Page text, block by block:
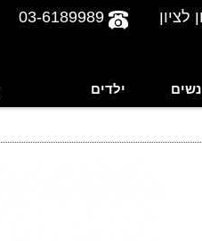
03-6189989
נשים ילדים